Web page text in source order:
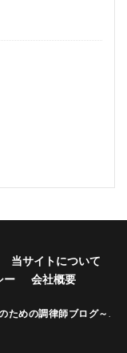
当サイトについて
ー 会社概要
ための調律師ブログ～